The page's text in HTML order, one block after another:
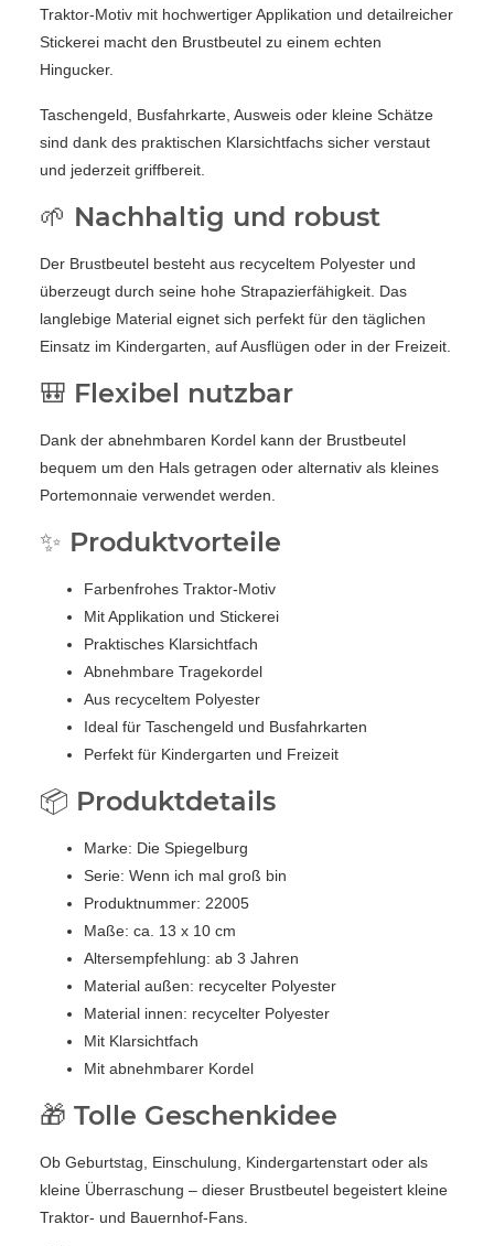
Traktor-Motiv mit hochwertiger Applikation und detailreicher
Stickerei macht den Brustbeutel zu einem echten
Hingucker.
Taschengeld, Busfahrkarte, Ausweis oder kleine Schätze
sind dank des praktischen Klarsichtfachs sicher verstaut
und jederzeit griffbereit.
🌱 Nachhaltig und robust
Der Brustbeutel besteht aus recyceltem Polyester und
überzeugt durch seine hohe Strapazierfähigkeit. Das
langlebige Material eignet sich perfekt für den täglichen
Einsatz im Kindergarten, auf Ausflügen oder in der Freizeit.
🎒 Flexibel nutzbar
Dank der abnehmbaren Kordel kann der Brustbeutel
bequem um den Hals getragen oder alternativ als kleines
Portemonnaie verwendet werden.
✨ Produktvorteile
Farbenfrohes Traktor-Motiv
Mit Applikation und Stickerei
Praktisches Klarsichtfach
Abnehmbare Tragekordel
Aus recyceltem Polyester
Ideal für Taschengeld und Busfahrkarten
Perfekt für Kindergarten und Freizeit
📦 Produktdetails
Marke: Die Spiegelburg
Serie: Wenn ich mal groß bin
Produktnummer: 22005
Maße: ca. 13 x 10 cm
Altersempfehlung: ab 3 Jahren
Material außen: recycelter Polyester
Material innen: recycelter Polyester
Mit Klarsichtfach
Mit abnehmbarer Kordel
🎁 Tolle Geschenkidee
Ob Geburtstag, Einschulung, Kindergartenstart oder als
kleine Überraschung – dieser Brustbeutel begeistert kleine
Traktor- und Bauernhof-Fans.